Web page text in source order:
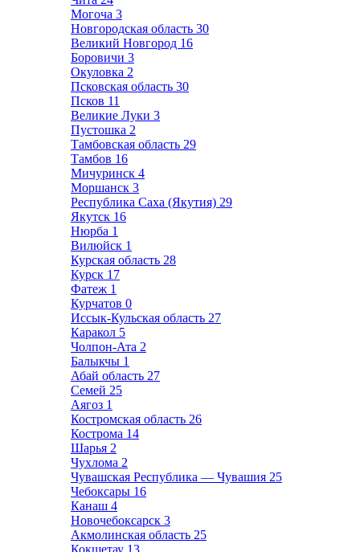
Могоча 3
Новгородская область 30
Великий Новгород 16
Боровичи 3
Окуловка 2
Псковская область 30
Псков 11
Великие Луки 3
Пустошка 2
Тамбовская область 29
Тамбов 16
Мичуринск 4
Моршанск 3
Республика Саха (Якутия) 29
Якутск 16
Нюрба 1
Вилюйск 1
Курская область 28
Курск 17
Фатеж 1
Курчатов 0
Иссык-Кульская область 27
Каракол 5
Чолпон-Ата 2
Балыкчы 1
Абай область 27
Семей 25
Аягоз 1
Костромская область 26
Кострома 14
Шарья 2
Чухлома 2
Чувашская Республика — Чувашия 25
Чебоксары 16
Канаш 4
Новочебоксарск 3
Акмолинская область 25
Кокшетау 13